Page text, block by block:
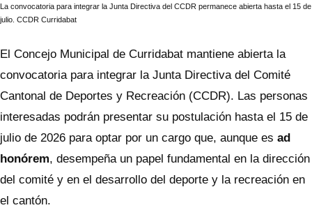
La convocatoria para integrar la Junta Directiva del CCDR permanece abierta hasta el 15 de
julio. CCDR Curridabat
El Concejo Municipal de Curridabat mantiene abierta la
convocatoria para integrar la Junta Directiva del Comité
Cantonal de Deportes y Recreación (CCDR). Las personas
interesadas podrán presentar su postulación hasta el 15 de
julio de 2026 para optar por un cargo que, aunque es ad
honórem, desempeña un papel fundamental en la dirección
del comité y en el desarrollo del deporte y la recreación en
el cantón.